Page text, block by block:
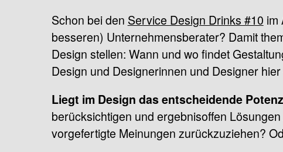
Schon bei den Service Design Drinks #10 im
besseren) Unternehmensberater? Damit
Design stellen: Wann und wo findet
Design und Designerinnen und Designer
Liegt im Design das entscheidende
berücksichtigen und ergebnisoffen
vorgefertigte Meinungen zurückzuziehen?